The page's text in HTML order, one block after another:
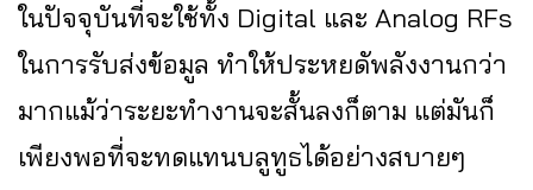
ในปัจจุบันที่จะใช้ทั้ง Digital และ Analog RFs
ในการรับส่งข้อมูล ทำให้ประหยดัพลังงานกว่า
มากแม้ว่าระยะทำงานจะสั้นลงก็ตาม แต่มันก็
เพียงพอที่จะทดแทนบลูทูธได้อย่างสบายๆ